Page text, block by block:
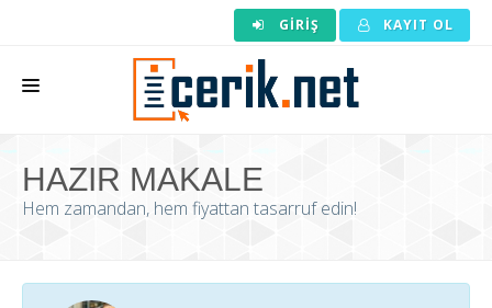
GIRIŞ KAYIT OL
MAKALE SIPARIŞI
EDITÖRLÜK
HAZIR MAKALE
Hem zamandan, hem fiyattan tasarruf edin!